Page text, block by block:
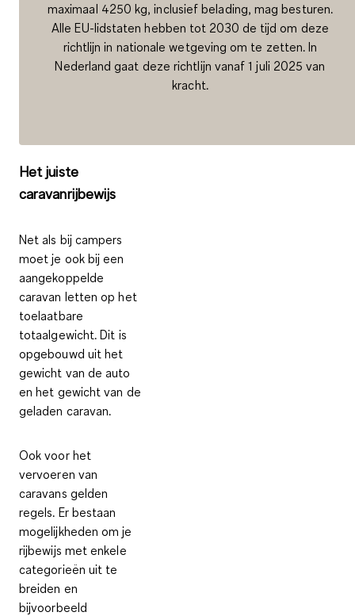
maximaal 4250 kg, inclusief belading, mag besturen.
Alle EU-lidstaten hebben tot 2030 de tijd om deze
richtlijn in nationale wetgeving om te zetten. In
Nederland gaat deze richtlijn vanaf 1 juli 2025 van
kracht.
Het juiste
caravanrijbewijs
Net als bij campers
moet je ook bij een
aangekoppelde
caravan letten op het
toelaatbare
totaalgewicht. Dit is
opgebouwd uithet
gewicht van de auto
enhet gewicht van de
geladen caravan.
Ook voor het
vervoeren van
caravans gelden
regels. Er bestaan
mogelijkheden om je
rijbewijs met enkele
categorieën uit te
breiden en
bijvoorbeeld